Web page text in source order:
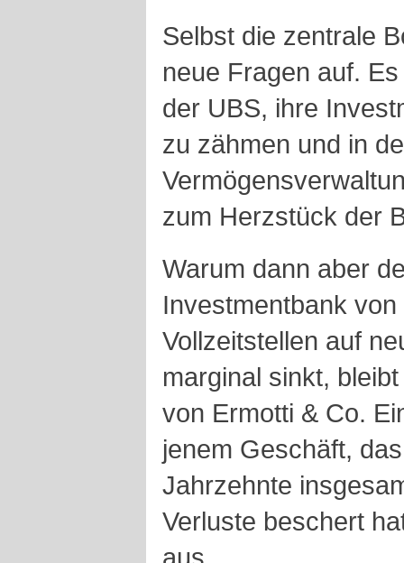
Selbst die zentrale
neue Fragen auf.
der UBS, ihre
zu zähmen und in
zum Herzstück der
Warum dann aber
Investmentbank
Vollzeitstellen auf
marginal sinkt,
von Ermotti & Co.
jenem Geschäft,
Jahrzehnte
Verluste beschert